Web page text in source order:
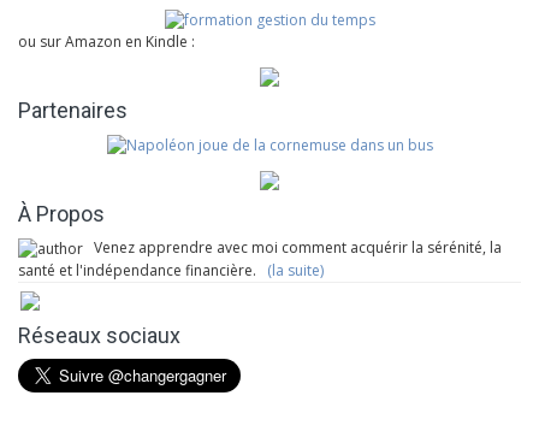
ou sur Amazon en Kindle :
Partenaires
À Propos
Venez apprendre avec moi comment acquérir la sérénité, la
santé et l'indépendance financière. (la suite)
Réseaux sociaux